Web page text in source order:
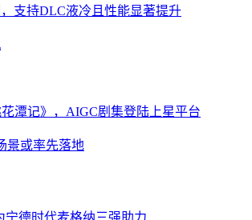
支持DLC液冷且性能显著提升
潭记》，AIGC剧集登陆上星平台
景或率先落地